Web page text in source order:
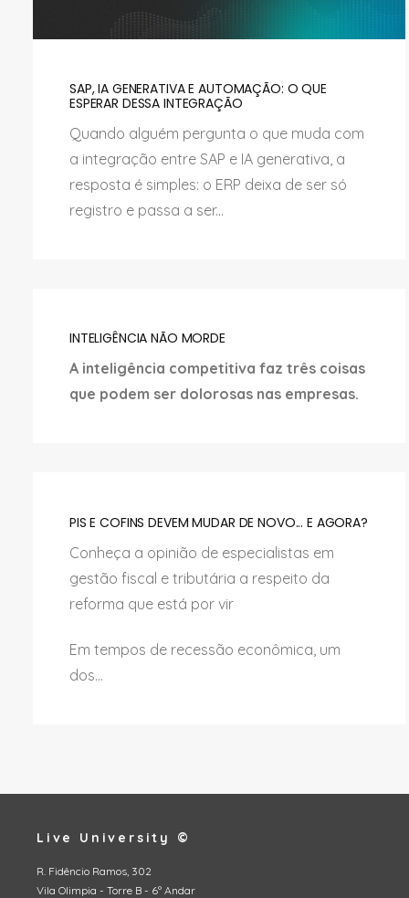
SAP, IA GENERATIVA E AUTOMAÇÃO: O QUE
ESPERAR DESSA INTEGRAÇÃO
Quando alguém pergunta o que muda com
a integração entre SAP e IA generativa, a
resposta é simples: o ERP deixa de ser só
registro e passa a ser...
INTELIGÊNCIA NÃO MORDE
A inteligência competitiva faz três coisas
que podem ser dolorosas nas empresas.
PIS E COFINS DEVEM MUDAR DE NOVO... E AGORA?
Conheça a opinião de especialistas em
gestão fiscal e tributária a respeito da
reforma que está por vir
Em tempos de recessão econômica, um
dos...
Live University ©
R. Fidêncio Ramos, 302
Vila Olimpia - Torre B - 6º Andar